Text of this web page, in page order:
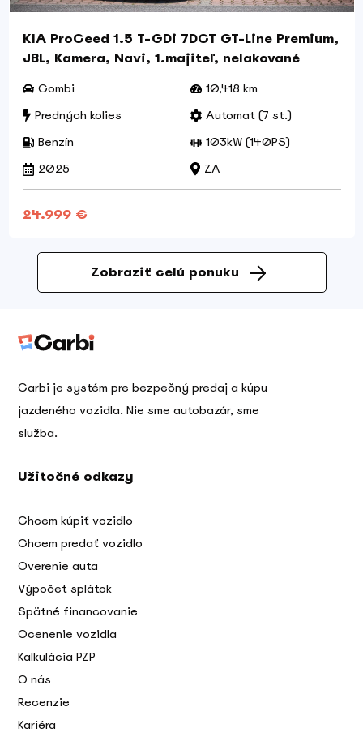
KIA ProCeed 1.5 T-GDi 7DCT GT-Line Premium,
JBL, Kamera, Navi, 1.majiteľ, nelakované
Combi
10,418 km
Predných kolies
Automat (7 st.)
Benzín
103kW (140PS)
2025
ZA
24.999 €
Zobraziť celú ponuku
Carbi je systém pre bezpečný predaj a kúpu
jazdeného vozidla. Nie sme autobazár, sme
služba.
Užitočné odkazy
Chcem kúpiť vozidlo
Chcem predať vozidlo
Overenie auta
Výpočet splátok
Spätné financovanie
Ocenenie vozidla
Kalkulácia PZP
O nás
Recenzie
Kariéra